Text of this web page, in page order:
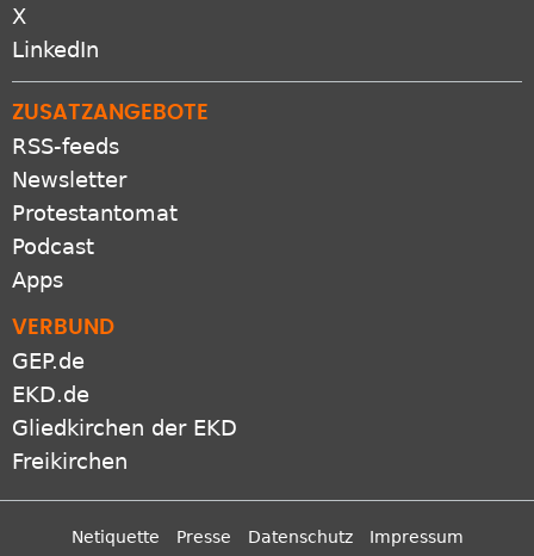
X
LinkedIn
ZUSATZANGEBOTE
RSS-feeds
Newsletter
Protestantomat
Podcast
Apps
VERBUND
GEP.de
EKD.de
Gliedkirchen der EKD
Freikirchen
Netiquette Presse Datenschutz Impressum